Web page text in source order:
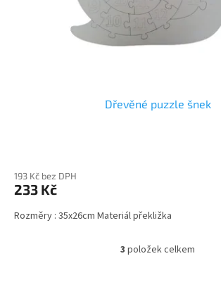
Dřevěné puzzle šnek
193 Kč bez DPH
233 Kč
Rozměry : 35x26cm Materiál překližka
O
3 položek celkem